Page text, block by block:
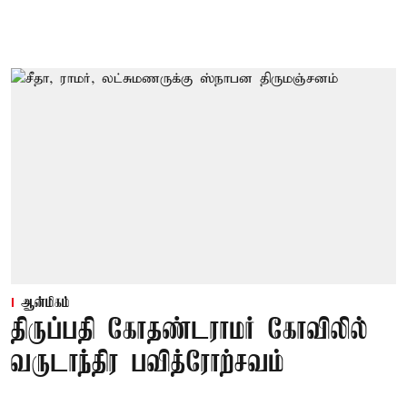
ஆன்மிகம்
திருப்பதி கோதண்டராமர் கோவிலில்
வருடாந்திர பவித்ரோற்சவம்